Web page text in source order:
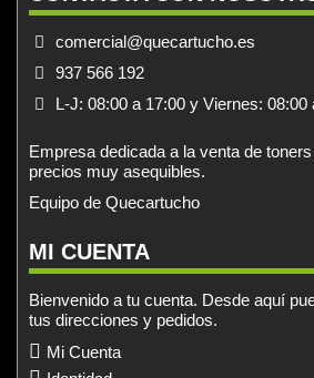
comercial@quecartucho.es
937 566 192
L-J: 08:00 a 17:00 y Viernes: 08:00
Empresa dedicada a la venta de
precios muy asequibles.
Equipo de Quecartucho
MI CUENTA
Bienvenido a tu cuenta. Desde aquí
tus direcciones y pedidos.
Mi Cuenta